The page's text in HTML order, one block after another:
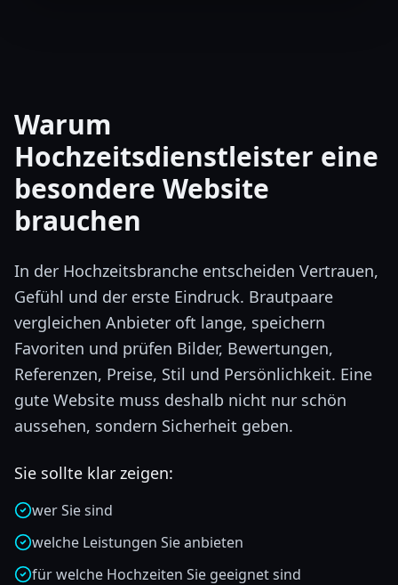
Warum
Hochzeitsdienstleister eine
besondere Website
brauchen
In der Hochzeitsbranche entscheiden Vertrauen,
Gefühl und der erste Eindruck. Brautpaare
vergleichen Anbieter oft lange, speichern
Favoriten und prüfen Bilder, Bewertungen,
Referenzen, Preise, Stil und Persönlichkeit. Eine
gute Website muss deshalb nicht nur schön
aussehen, sondern Sicherheit geben.
Sie sollte klar zeigen:
wer Sie sind
welche Leistungen Sie anbieten
für welche Hochzeiten Sie geeignet sind